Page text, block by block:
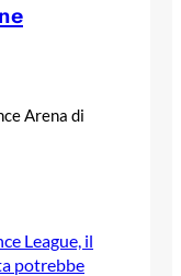
Arena di
League, il
potrebbe